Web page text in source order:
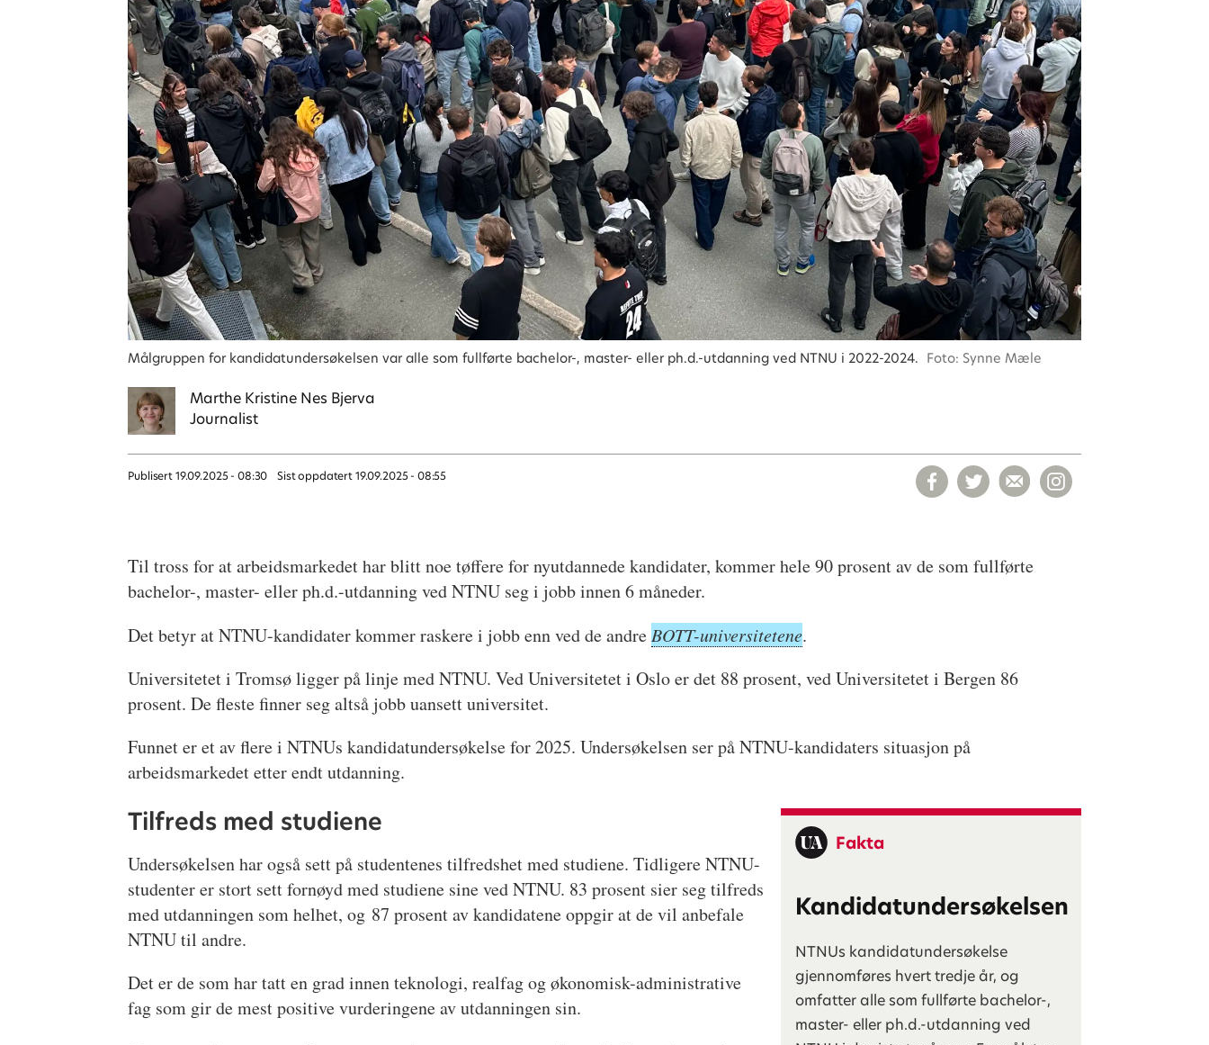
Målgruppen for kandidatundersøkelsen var alle som fullførte bachelor-, master- eller ph.d.-utdanning ved NTNU i 2022-2024. Foto: Synne Mæle
Marthe Kristine Nes Bjerva
Journalist
Publisert 19.09.2025 - 08:30 Sist oppdatert 19.09.2025 - 08:55
Til tross for at arbeidsmarkedet har blitt noe tøffere for nyutdannede kandidater, kommer hele 90 prosent av de som fullførte
bachelor-, master- eller ph.d.-utdanning ved NTNU seg i jobb innen 6 måneder.
Det betyr at NTNU-kandidater kommer raskere i jobb enn ved de andreBOTT-universitetene.
Universitetet i Tromsø ligger på linje med NTNU. Ved Universitetet i Oslo er det 88 prosent, ved Universitetet i Bergen 86
prosent. De fleste finner seg altså jobb uansett universitet.
Funnet er et av flere i NTNUs kandidatundersøkelse for 2025. Undersøkelsen ser på NTNU-kandidaters situasjon på
arbeidsmarkedet etter endt utdanning.
Fakta
Kandidatundersøkelsen
NTNUs kandidatundersøkelse
gjennomføres hvert tredje år, og
omfatter alle som fullførte bachelor-,
master- eller ph.d.-utdanning ved
Tilfreds med studiene
Undersøkelsen har også sett på studentenes tilfredshet med studiene. Tidligere NTNU-
studenter er stort sett fornøyd med studiene sine ved NTNU. 83 prosent sier seg tilfreds
med utdanningen som helhet, og 87 prosent av kandidatene oppgir at de vil anbefale
NTNU til andre.
Det er de som har tatt en grad innen teknologi, realfag og økonomisk-administrative
fag som gir de mest positive vurderingene av utdanningen sin.